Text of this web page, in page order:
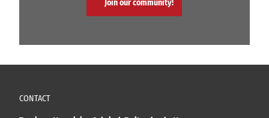
Join our community!
CONTACT